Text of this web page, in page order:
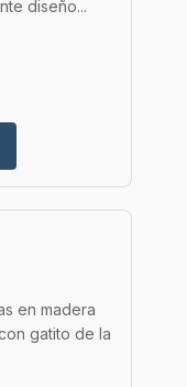
diseño...
en madera
gatito de la